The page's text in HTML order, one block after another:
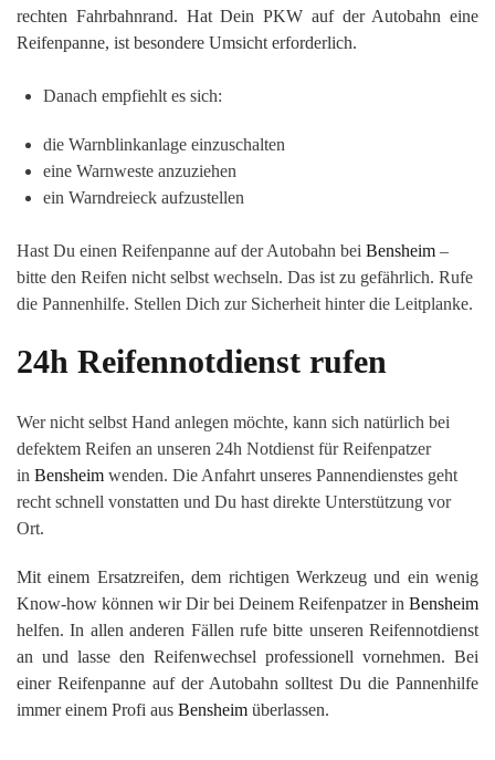
rechten Fahrbahnrand. Hat Dein PKW auf der Autobahn eine
Reifenpanne, ist besondere Umsicht erforderlich.
Danach empfiehlt es sich:
die Warnblinkanlage einzuschalten
eine Warnweste anzuziehen
ein Warndreieck aufzustellen
Hast Du einen Reifenpanne auf der Autobahn bei Bensheim –
bitte den Reifen nicht selbst wechseln. Das ist zu gefährlich. Rufe
die Pannenhilfe. Stellen Dich zur Sicherheit hinter die Leitplanke.
24h Reifennotdienst rufen
Wer nicht selbst Hand anlegen möchte, kann sich natürlich bei
defektem Reifen an unseren 24h Notdienst für Reifenpatzer
in Bensheim wenden. Die Anfahrt unseres Pannendienstes geht
recht schnell vonstatten und Du hast direkte Unterstützung vor
Ort.
Mit einem Ersatzreifen, dem richtigen Werkzeug und ein wenig
Know-how können wir Dir bei Deinem Reifenpatzer in Bensheim
helfen. In allen anderen Fällen rufe bitte unseren Reifennotdienst
an und lasse den Reifenwechsel professionell vornehmen. Bei
einer Reifenpanne auf der Autobahn solltest Du die Pannenhilfe
immer einem Profi aus Bensheim überlassen.